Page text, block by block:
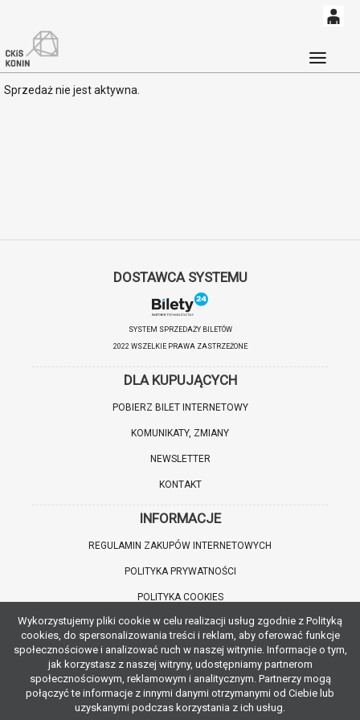
0,00
PLN
Sprzedaż nie jest aktywna.
DOSTAWCA SYSTEMU
SYSTEM SPRZEDAŻY BILETÓW
2022 WSZELKIE PRAWA ZASTRZEŻONE
DLA KUPUJĄCYCH
POBIERZ BILET INTERNETOWY
KOMUNIKATY, ZMIANY
NEWSLETTER
KONTAKT
INFORMACJE
REGULAMIN ZAKUPÓW INTERNETOWYCH
POLITYKA PRYWATNOŚCI
POLITYKA COOKIES
WARTO WIEDZIEĆ
INFORMACJE O ZNIŻKACH
JAK DOJECHAĆ
Wykorzystujemy pliki cookie w celu realizacji usług zgodnie z Polityką
cookies, do spersonalizowania treści i reklam, aby oferować funkcje
społecznościowe i analizować ruch w naszej witrynie. Informacje o tym,
jak korzystasz z naszej witryny, udostępniamy partnerom
społecznościowym, reklamowym i analitycznym. Partnerzy mogą
połączyć te informacje z innymi danymi otrzymanymi od Ciebie lub
uzyskanymi podczas korzystania z ich usług.